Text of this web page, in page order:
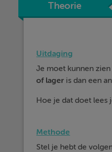
Theorie
Uitdaging
Je moet kunnen
of lager is dan een
Hoe je dat doet lees
Methode
Stel je hebt de